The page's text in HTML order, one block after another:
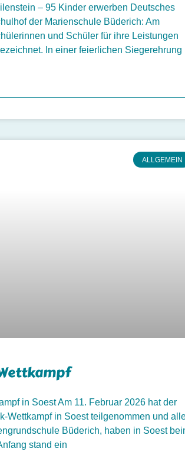
– 95 Kinder erwerben Deutsches
der Marienschule Büderich: Am
und Schüler für ihre Leistungen
In einer feierlichen Siegerehrung
ALLGEMEIN
in Soest Am 11. Februar 2026 hat der
Wettkampf in Soest teilgenommen und
Büderich, haben in Soest
stand ein